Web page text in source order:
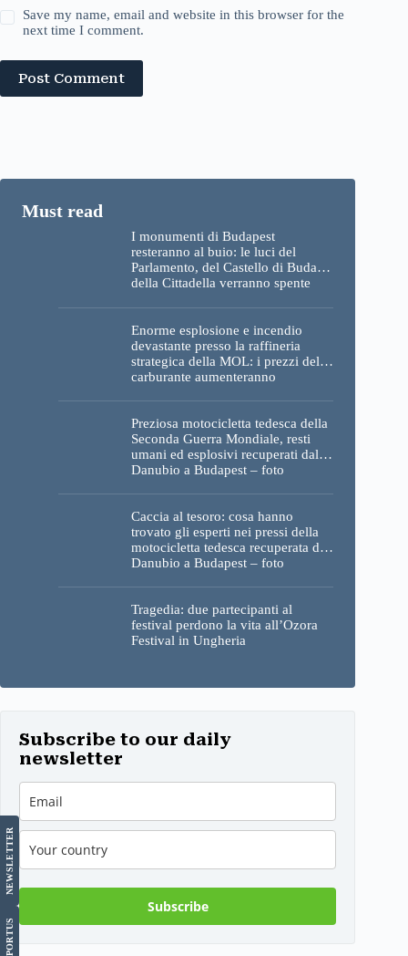
Save my name, email and website in this browser for the
next time I comment.
Post Comment
I monumenti di Budapest
resteranno al buio: le luci del
Parlamento, del Castello di Buda e
della Cittadella verranno spente
Enorme esplosione e incendio
devastante presso la raffineria
strategica della MOL: i prezzi del
carburante aumenteranno
Preziosa motocicletta tedesca della
Seconda Guerra Mondiale, resti
umani ed esplosivi recuperati dal
Danubio a Budapest – foto
Caccia al tesoro: cosa hanno
trovato gli esperti nei pressi della
motocicletta tedesca recuperata dal
Danubio a Budapest – foto
Tragedia: due partecipanti al
festival perdono la vita all’Ozora
Festival in Ungheria
Subscribe to our daily
newsletter
Subscribe
US
NEWS
LETTER